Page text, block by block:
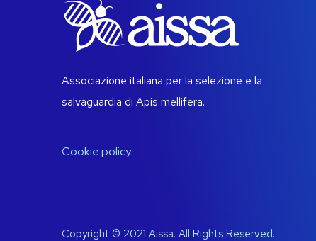
Associazione italiana per la selezione e la
salvaguardia di Apis mellifera.
Cookie policy
Copyright © 2021 Aissa. All Rights Reserved.